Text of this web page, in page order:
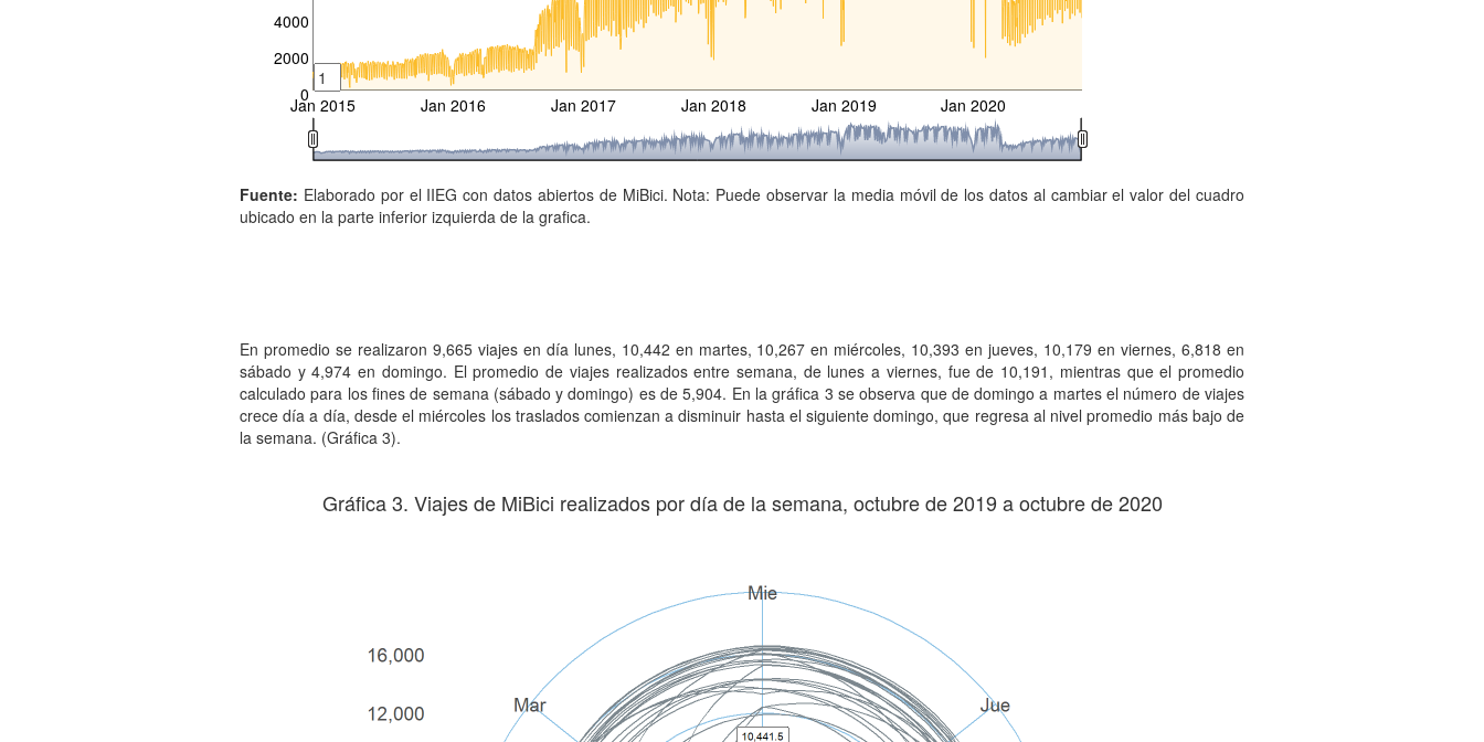
0
2000
4000
Jan 2015 Jan 2016 Jan 2017 Jan 2018 Jan 2019 Jan 2020
Fuente: Elaborado por el IIEG con datos abiertos de MiBici. Nota: Puede observar la media móvil de los datos al cambiar el valor del cuadro
ubicado en la parte inferior izquierda de la grafica.
En promedio se realizaron 9,665 viajes en día lunes, 10,442 en martes, 10,267 en miércoles, 10,393 en jueves, 10,179 en viernes, 6,818 en
sábado y 4,974 en domingo. El promedio de viajes realizados entre semana, de lunes a viernes, fue de 10,191, mientras que el promedio
calculado para los fines de semana (sábado y domingo) es de 5,904. En la gráfica 3 se observa que de domingo a martes el número de viajes
crece día a día, desde el miércoles los traslados comienzan a disminuir hasta el siguiente domingo, que regresa al nivel promedio más bajo de
la semana. (Gráfica 3).
Gráfica 3. Viajes de MiBici realizados por día de la semana, octubre de 2019 a octubre de 2020